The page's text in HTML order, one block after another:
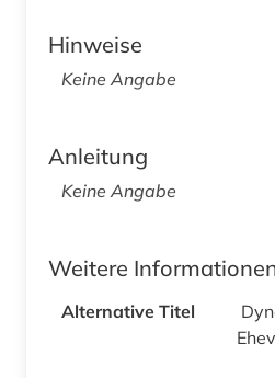
Hinweise
Keine Angabe
Anleitung
Keine Angabe
Weitere
Alternative Titel